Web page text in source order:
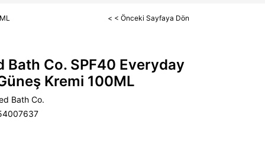
< < Önceki Sayfaya Dön
Bath Co. SPF40 Everyday
Kremi 100ML
Bath Co.